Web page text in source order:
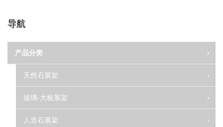
导航
产品分类
天然石展架
玻璃-大板展架
人造石展架